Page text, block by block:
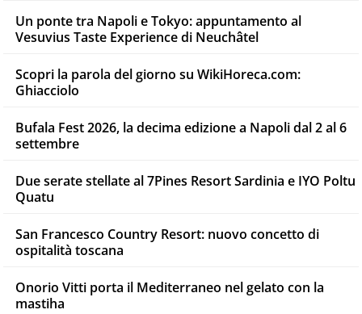
Un ponte tra Napoli e Tokyo: appuntamento al
Vesuvius Taste Experience di Neuchâtel
Scopri la parola del giorno su WikiHoreca.com:
Ghiacciolo
Bufala Fest 2026, la decima edizione a Napoli dal 2 al 6
settembre
Due serate stellate al 7Pines Resort Sardinia e IYO Poltu
Quatu
San Francesco Country Resort: nuovo concetto di
ospitalità toscana
Onorio Vitti porta il Mediterraneo nel gelato con la
mastiha